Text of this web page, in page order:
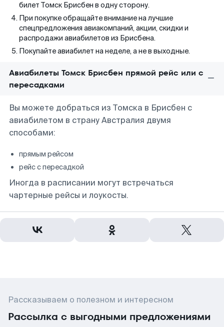
билет Томск Брисбен в одну сторону.
При покупке обращайте внимание на лучшие
спецпредложения авиакомпаний, акции, скидки и
распродажи авиабилетов из Брисбена.
Покупайте авиабилет на неделе, а не в выходные.
Авиабилеты Томск Брисбен прямой рейс или с
пересадками
Вы можете добраться из Томска в Брисбен с
авиабилетом в страну Австралия двумя
способами:
прямым рейсом
рейс с пересадкой
Иногда в расписании могут встречаться
чартерные рейсы и лоукосты.
Рассказываем о полезном и интересном
Рассылка с выгодными предложениями